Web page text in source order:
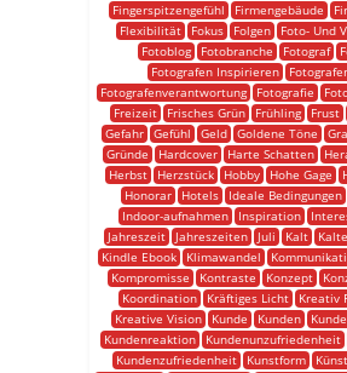
Fingerspitzengefühl
Firmengebäude
Flexibilität
Fokus Folgen
Foto- Und
Fotoblog
Fotobranche Fotograf
Fotografen Inspirieren
Fotografenverantwortung
Fotografie
Freizeit
Frisches Grün Frühling Frust
Gefahr
Gefühl Geld Goldene Töne
Gründe
Hardcover Harte Schatten
Herbst
Herzstück Hobby Hohe Gage
Honorar
Hotels Ideale Bedingungen
Indoor-aufnahmen
Inspiration
Jahreszeit
Jahreszeiten Juli Kalt
Kindle Ebook
Klimawandel
Kompromisse
Kontraste Konzept
Koordination
Kräftiges Licht
Kreativ
Kreative Vision
Kunde Kunden
Kundenreaktion
Kundenunzufriedenheit
Kundenzufriedenheit
Kunstform